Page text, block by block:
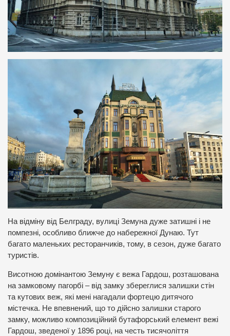
На відміну від Белграду, вулиці Земуна дуже затишні і не
помпезні, особливо ближче до набережної Дунаю. Тут
багато маленьких ресторанчиків, тому, в сезон, дуже багато
туристів.
Висотною домінантою Земуну є вежа Гардош, розташована
на замковому пагорбі – від замку збереглися залишки стін
та кутових веж, які мені нагадали фортецю дитячого
містечка. Не впевнений, що то дійсно залишки старого
замку, можливо композиційний бутафорський елемент вежі
Гардош, зведеної у 1896 році, на честь тисячоліття